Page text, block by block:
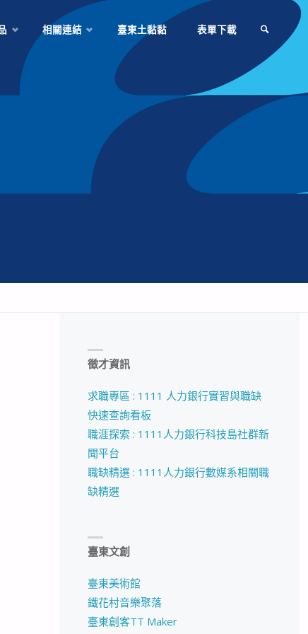
相關連結 臺東土黏黏 表單下載
徵才資訊
求職專區 : 1111 人力銀行實習與職缺
快速查詢看板
職涯探索 : 1111人力銀行科技島社群新
聞平台
職缺精選 : 1111人力銀行數媒系相關職
缺精選
臺東文創
臺東美術館
鐵花村音樂聚落
臺東創客TT Maker